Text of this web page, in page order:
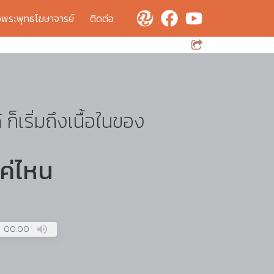
ระพุทธโฆษาจารย์
ติดต่อ
เริ่มถึงเนื้อในของ
ไหน
00:00